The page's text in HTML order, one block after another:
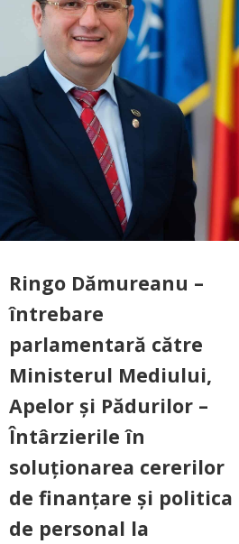
Ringo Dămureanu –
întrebare
parlamentară către
Ministerul Mediului,
Apelor și Pădurilor –
Întârzierile în
soluționarea cererilor
de finanțare și politica
de personal la